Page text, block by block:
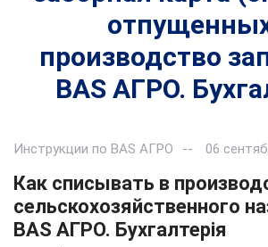
производство
BAS АГРО.
Инструкции по BAS АГРО 06
Как списывать в
сельскохозяйственного
BAS АГРО. Бухгалтерія